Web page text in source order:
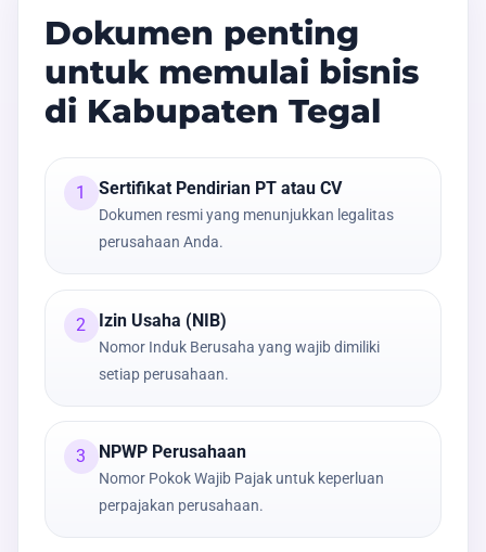
Dokumen penting
untuk memulai bisnis
di Kabupaten Tegal
1 Sertifikat Pendirian PT atau CV
Dokumen resmi yang menunjukkan legalitas
perusahaan Anda.
2 Izin Usaha (NIB)
Nomor Induk Berusaha yang wajib dimiliki
setiap perusahaan.
3 NPWP Perusahaan
Nomor Pokok Wajib Pajak untuk keperluan
perpajakan perusahaan.